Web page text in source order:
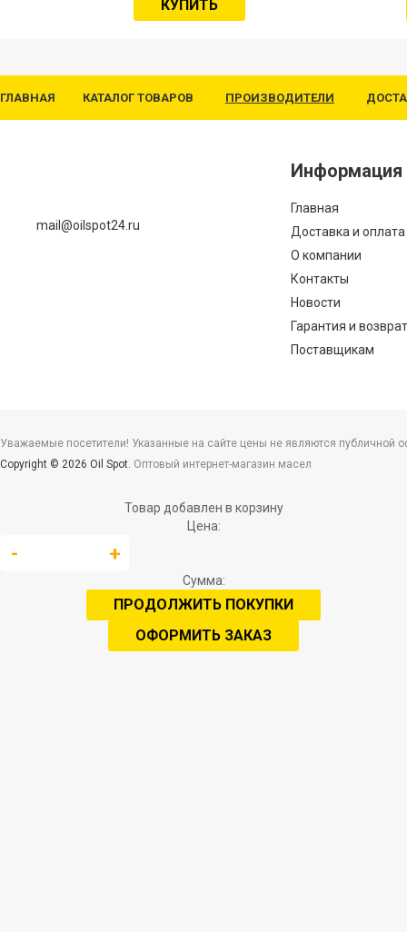
КУПИТЬ
ГЛАВНАЯ КАТАЛОГ ТОВАРОВ ПРОИЗВОДИТЕЛИ
mail@oilspot24.ru
Информация
Главная
Доставка и оплата
О компании
Контакты
Новости
Гарантия и возврат
Поставщикам
Уважаемые посетители! Указанные на сайте цены не являются публичной
Copyright © 2026 Oil Spot. Оптовый интернет-магазин масел
Товар добавлен в корзину
Цена:
Сумма:
ПРОДОЛЖИТЬ ПОКУПКИ
ОФОРМИТЬ ЗАКАЗ